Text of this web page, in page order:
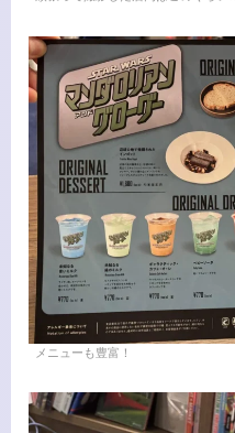
メニューも豊富！